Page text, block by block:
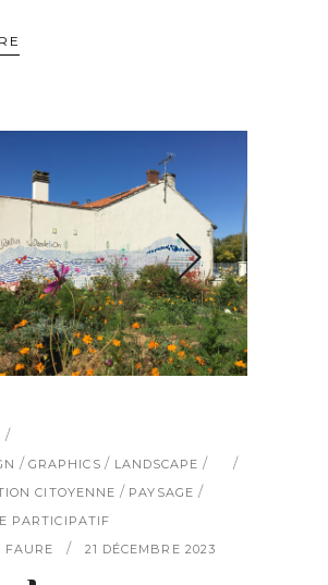
/ GRAPHICS / LANDSCAPE /
CITOYENNE / PAYSAGE /
PARTICIPATIF
FAURE 21 DÉCEMBRE 2023